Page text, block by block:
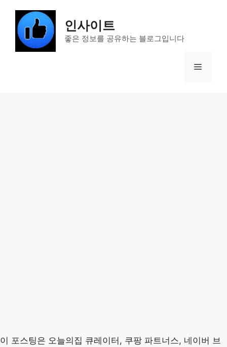
content
인사이트
좋은 정보를 공유하는 블로그입니다
Menu
이 포스팅은 오늘의집 큐레이터, 쿠팡 파트너스, 네이버 브